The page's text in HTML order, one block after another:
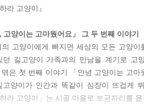
라 고양이』
, 고양이는 고마웠어요」 그 두 번째 이야기
의 고양이에게 빠지면 세상의 모든 고양
던 길고양이 가족과의 만남을 계기로 고
엮은 첫 번째 이야기 「안녕 고양이는 고
고양이가 인간과 똑같이 심장이 뜨겁게
하라 고양이」는 시골 마을로 보금자리를